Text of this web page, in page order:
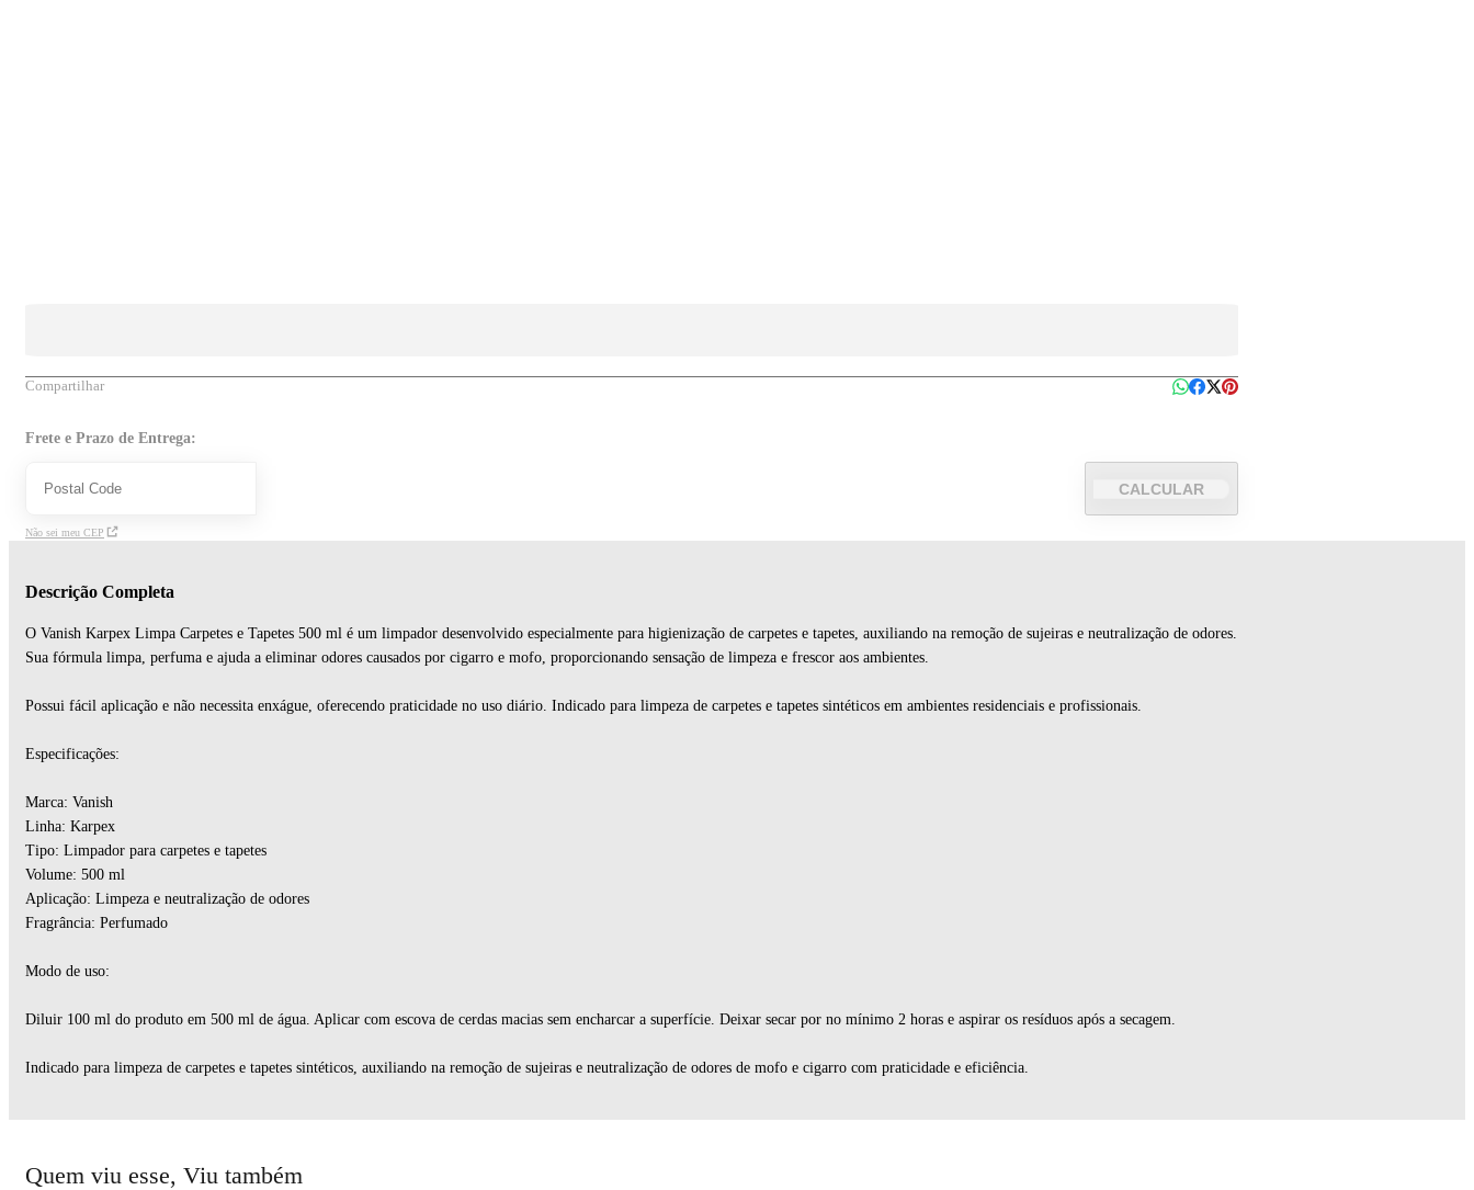
Compartilhar
Frete e Prazo de Entrega:
CALCULAR
Não sei meu CEP
Descrição Completa
O Vanish Karpex Limpa Carpetes e Tapetes 500 ml é um limpador desenvolvido especialmente para higienização de carpetes e tapetes, auxiliando na remoção de sujeiras e neutralização de odores.
Sua fórmula limpa, perfuma e ajuda a eliminar odores causados por cigarro e mofo, proporcionando sensação de limpeza e frescor aos ambientes.
Possui fácil aplicação e não necessita enxágue, oferecendo praticidade no uso diário. Indicado para limpeza de carpetes e tapetes sintéticos em ambientes residenciais e profissionais.
Especificações:
Marca: Vanish
Linha: Karpex
Tipo: Limpador para carpetes e tapetes
Volume: 500 ml
Aplicação: Limpeza e neutralização de odores
Fragrância: Perfumado
Modo de uso:
Diluir 100 ml do produto em 500 ml de água. Aplicar com escova de cerdas macias sem encharcar a superfície. Deixar secar por no mínimo 2 horas e aspirar os resíduos após a secagem.
Indicado para limpeza de carpetes e tapetes sintéticos, auxiliando na remoção de sujeiras e neutralização de odores de mofo e cigarro com praticidade e eficiência.
Quem viu esse, Viu também